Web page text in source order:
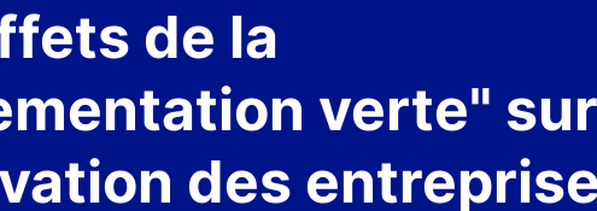
de la
verte" sur
des